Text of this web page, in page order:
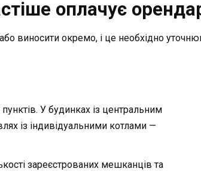
оплачує
виносити окремо, і це необхідно
У будинках із центральним
із індивідуальними котлами —
зареєстрованих мешканців та